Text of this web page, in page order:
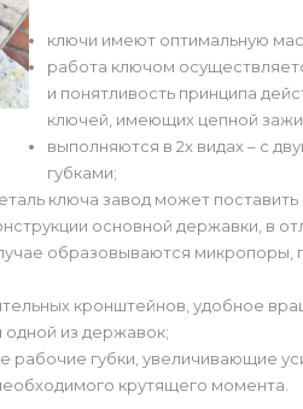
ключи имеют оптимальную
работа ключом
и понятливость принципа
ключей, имеющих цепной
выполняются в 2х видах – с
губками;
ключа завод может поставить
основной державки, в
образовываются микропоры,
кронштейнов, удобное
одной из державок;
губки, увеличивающие
крутящего момента.